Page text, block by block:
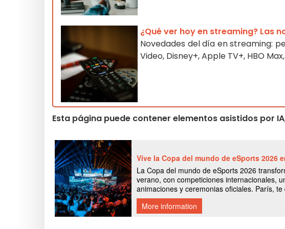
¿Qué ver hoy en streaming? Las
Novedades del día en streaming:
Video, Disney+, Apple TV+, HBO
Esta página puede contener elementos asistidos por